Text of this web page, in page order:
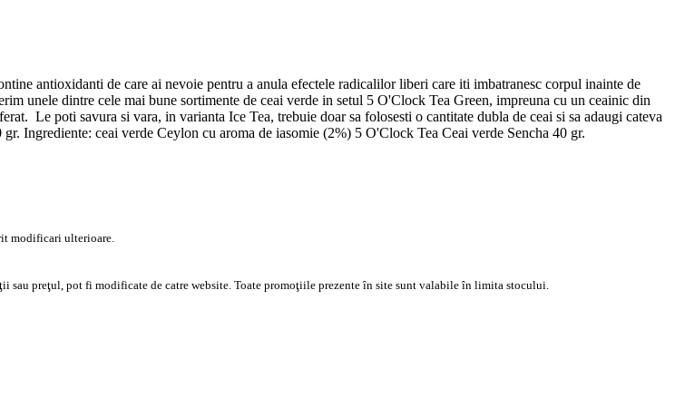
antioxidanti de care ai nevoie pentru a anula efectele radicalilor liberi care iti imbatranesc corpul inainte de
unele dintre cele mai bune sortimente de ceai verde in setul 5 O'Clock Tea Green, impreuna cu un ceainic din
Le poti savura si vara, in varianta Ice Tea, trebuie doar sa folosesti o cantitate dubla de ceai si sa adaugi cateva
Ingrediente: ceai verde Ceylon cu aroma de iasomie (2%) 5 O'Clock Tea Ceai verde Sencha 40 gr.
modificari ulterioare.
preţul, pot fi modificate de catre website. Toate promoţiile prezente în site sunt valabile în limita stocului.